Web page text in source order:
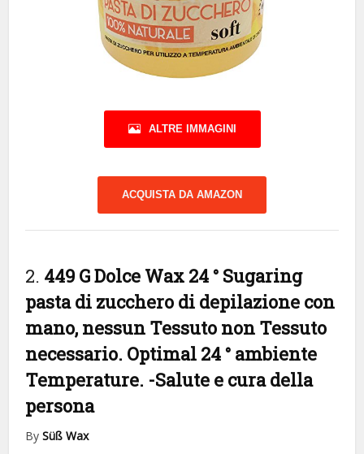
ALTRE IMMAGINI
ACQUISTA DA AMAZON
2. 449 G Dolce Wax 24 ° Sugaring
pasta di zucchero di depilazione con
mano, nessun Tessuto non Tessuto
necessario. Optimal 24 ° ambiente
Temperature. -Salute e cura della
persona
BySüß Wax